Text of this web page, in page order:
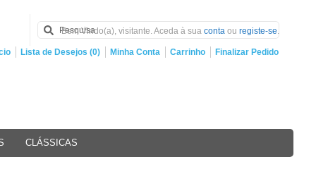
Bem Vindo(a), visitante. Aceda à sua conta ou registe-se.
Lista de Desejos (0) Minha Conta Carrinho Finalizar Pedido
CLÁSSICAS